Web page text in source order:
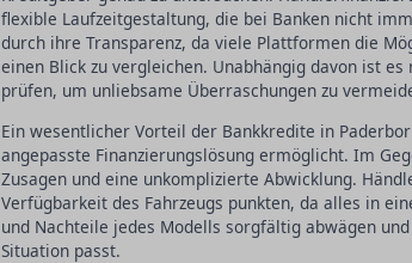
flexible Laufzeitgestaltung, die bei Banken nicht
durch ihre Transparenz, da viele Plattformen die
einen Blick zu vergleichen. Unabhängig davon ist
prüfen, um unliebsame Überraschungen zu
Ein wesentlicher Vorteil der Bankkredite in
angepasste Finanzierungslösung ermöglicht. Im
Zusagen und eine unkomplizierte Abwicklung.
Verfügbarkeit des Fahrzeugs punkten, da alles in
und Nachteile jedes Modells sorgfältig abwägen
Situation passt.